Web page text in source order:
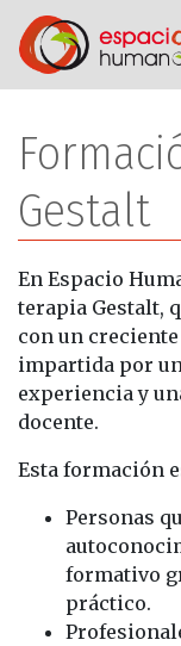
Saltar al contenido
Gestalt
En Espacio
terapia Gestalt,
con un
impartida por
experiencia y
docente.
Esta formación
Personas
formativo
práctico.